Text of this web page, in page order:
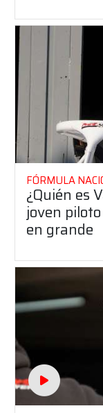
FÓRMULA
¿Quién es
joven
en grande